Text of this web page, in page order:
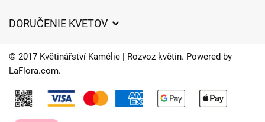
Časy doručenia kvetov – prehľad možností
DORUČENIE KVETOV
Kam doručujeme kvety
Kontaktujte nás
© 2017 Květinářství Kamélie | Rozvoz květin. Powered by
LaFlora.com.